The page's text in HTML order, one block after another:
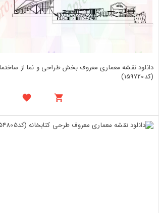
دانلود نقشه معماری معروف بخش طراحی و نما از
(کد159720)